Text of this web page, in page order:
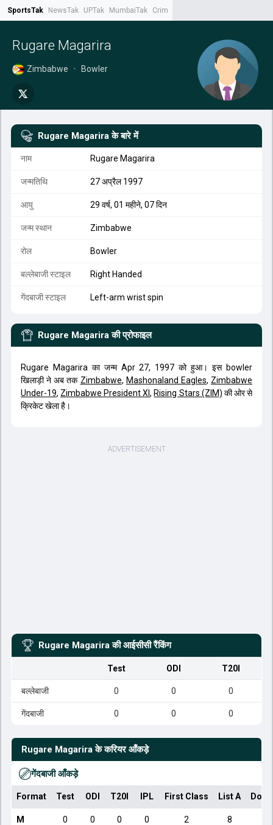
SportsTak NewsTak UPTak MumbaiTak CrimeTak
Rugare Magarira
Zimbabwe • Bowler
Rugare Magarira के बारे में
नाम Rugare Magarira
जन्मतिथि 27 अप्रैल 1997
आयु 29 वर्ष, 01 महीने, 07 दिन
जन्म स्थान Zimbabwe
रोल Bowler
बल्लेबाजी स्टाइल Right Handed
गेंदबाजी स्टाइल Left-arm wrist spin
Rugare Magarira की प्रोफाइल
Rugare Magarira का जन्म Apr 27, 1997 को हुआ। इस bowler
खिलाड़ी ने अब तक Zimbabwe, Mashonaland Eagles, Zimbabwe
Under-19, Zimbabwe President XI, Rising Stars (ZIM) की ओर से
क्रिकेट खेला है।
Rugare Magarira की आईसीसी रैंकिंग
Test ODI T20I
बल्लेबाजी 0 0 0
गेंदबाजी 0 0 0
Rugare Magarira के करियर आँकड़े
गेंदबाजी आँकड़े
Format Test ODI T20I IPL First Class List A
M 0 0 0 0 2 8